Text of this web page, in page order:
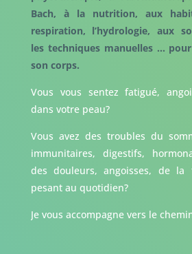
Bach, à la nutrition, aux
respiration, l’hydrologie, aux
les techniques manuelles …
son corps.
Vous vous sentez fatigué,
dans votre peau?
Vous avez des troubles du
immunitaires, digestifs,
des douleurs, angoisses, de la
pesant au quotidien?
Je vous accompagne vers le